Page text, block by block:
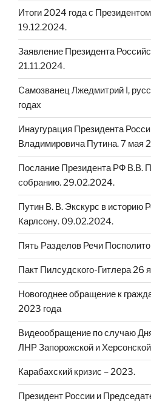
Итоги 2024 года с
19.12.2024.
Заявление Президента
21.11.2024.
Cамозванец Лжедмитрий I,
годах
Инаугурация Президента
Владимировича Путина. 7 мая
Послание Президента РФ В.В.
собранию. 29.02.2024.
Путин В. В. Экскурс в историю
Карлсону. 09.02.2024.
Пять Разделов Речи
Пакт Пилсудского-Гитлера 26
Новогоднее обращение к
2023 года
Видеообращение по случаю
ЛНР Запорожской и
Карабахский кризис – 2023.
Президент России и